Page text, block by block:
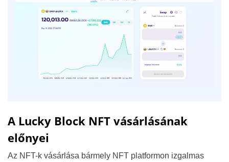
A Lucky Block NFT vásárlásának
előnyei
Az NFT-k vásárlása bármely NFT platformon izgalmas